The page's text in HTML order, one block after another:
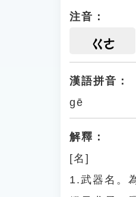
注音：
ㄍㄜ
漢語拼音：
gē
解釋：
[名]
1.武器名。